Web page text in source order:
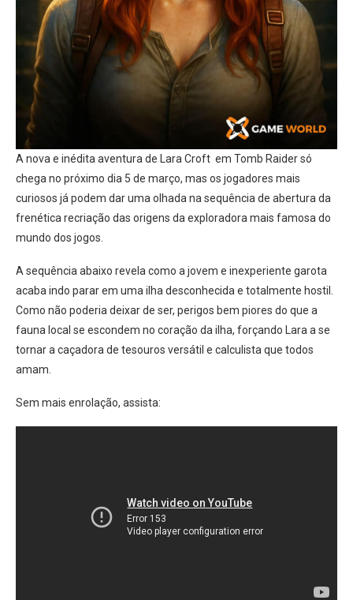
A nova e inédita aventura de Lara Croft em Tomb Raider só
chega no próximo dia 5 de março, mas os jogadores mais
curiosos já podem dar uma olhada na sequência de abertura da
frenética recriação das origens da exploradora mais famosa do
mundo dos jogos.
A sequência abaixo revela como a jovem e inexperiente garota
acaba indo parar em uma ilha desconhecida e totalmente hostil.
Como não poderia deixar de ser, perigos bem piores do que a
fauna local se escondem no coração da ilha, forçando Lara a se
tornar a caçadora de tesouros versátil e calculista que todos
amam.
Sem mais enrolação, assista: